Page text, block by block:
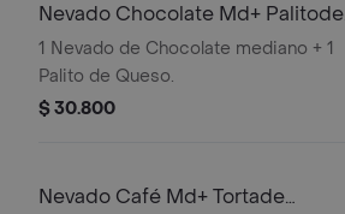
Nevado Chocolate Md+ Palitode
Queso
1 Nevado de Chocolate mediano + 1
Palito de Queso.
$ 30.800
Nevado Café Md+ Tortade